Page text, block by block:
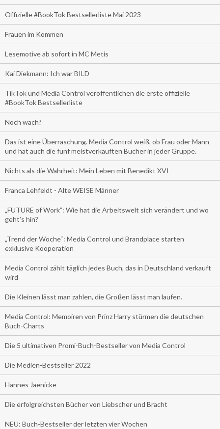
Offizielle #BookTok Bestsellerliste Mai 2023
Frauen im Kommen
Lesemotive ab sofort in MC Metis
Kai Diekmann: Ich war BILD
TikTok und Media Control veröffentlichen die erste offizielle
#BookTok Bestsellerliste
Noch wach?
Das ist eine Überraschung. Media Control weiß, ob Frau oder Mann
und hat auch die fünf meistverkauften Bücher in jeder Gruppe.
Nichts als die Wahrheit: Mein Leben mit Benedikt XVI
Franca Lehfeldt - Alte WEISE Männer
„FUTURE of Work”: Wie hat die Arbeitswelt sich verändert und wo
geht’s hin?
„Trend der Woche“: Media Control und Brandplace starten
exklusive Kooperation
Media Control zählt täglich jedes Buch, das in Deutschland verkauft
wird
Die Kleinen lässt man zahlen, die Großen lässt man laufen.
Media Control: Memoiren von Prinz Harry stürmen die deutschen
Buch-Charts
Die 5 ultimativen Promi-Buch-Bestseller von Media Control
Die Medien-Bestseller 2022
Hannes Jaenicke
Die erfolgreichsten Bücher von Liebscher und Bracht
NEU: Buch-Bestseller der letzten vier Wochen